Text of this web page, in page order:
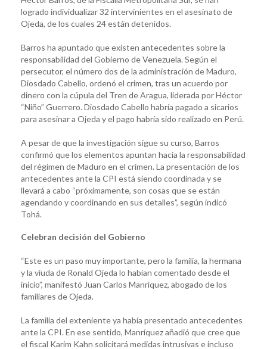
logrado individualizar 32 intervinientes en el asesinato de
Ojeda, de los cuales 24 están detenidos.
Barros ha apuntado que existen antecedentes sobre la
responsabilidad del Gobierno de Venezuela. Según el
persecutor, el número dos de la administración de Maduro,
Diosdado Cabello, ordenó el crimen, tras un acuerdo por
dinero con la cúpula del Tren de Aragua, liderada por Héctor
“Niño” Guerrero. Diosdado Cabello habría pagado a sicarios
para asesinar a Ojeda y el pago habría sido realizado en Perú.
A pesar de que la investigación sigue su curso, Barros
confirmó que los elementos apuntan hacia la responsabilidad
del régimen de Maduro en el crimen. La presentación de los
antecedentes ante la CPI está siendo coordinada y se
llevará a cabo “próximamente, son cosas que se están
agendando y coordinando en sus detalles”, según indicó
Tohá.
Celebran decisión del Gobierno
“Este es un paso muy importante, pero la familia, la hermana
y la viuda de Ronald Ojeda lo habían comentado desde el
inicio”, manifestó Juan Carlos Manríquez, abogado de los
familiares de Ojeda.
La familia del exteniente ya había presentado antecedentes
ante la CPI. En ese sentido, Manríquez añadió que cree que
el fiscal Karim Kahn solicitará medidas intrusivas e incluso